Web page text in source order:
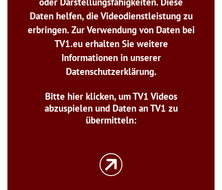
Daten helfen, die Videodienstleistung zu
erbringen. Zur Verwendung von Daten bei
TV1.eu erhalten Sie weitere
Informationen in unserer
Datenschutzerklärung.
Bitte hier klicken, um TV1 Videos
abzuspielen und Daten an TV1 zu
übermitteln: